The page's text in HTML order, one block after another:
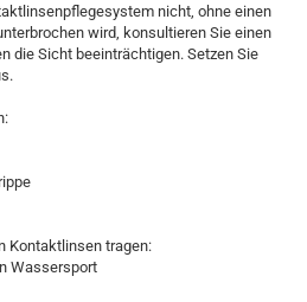
nicht, ohne einen
wird, konsultieren Sie einen
die Sicht beeinträchtigen. Setzen Sie
Kontaktlinsen tragen:
Wassersport